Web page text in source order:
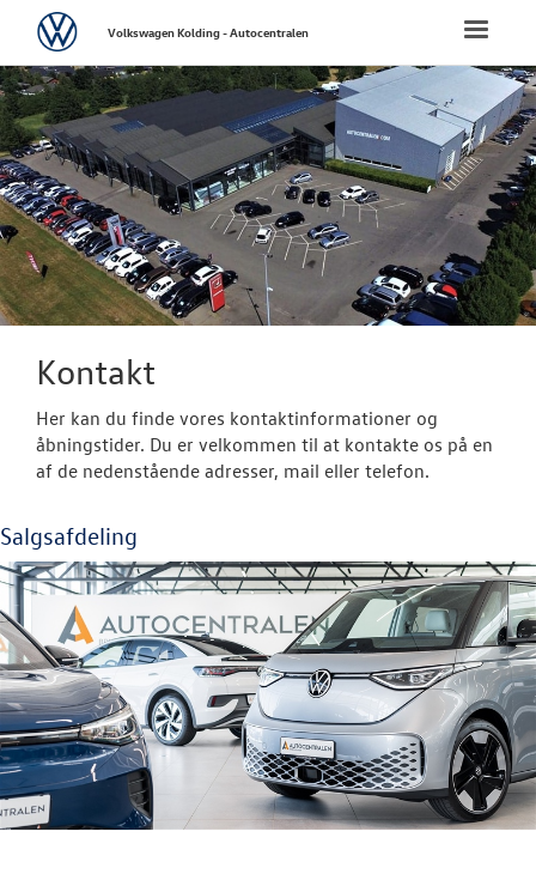
FORSIDE
NYE
NYE VAREBILER
BRUGTE BILER
SKADECENTER
NYHEDER
OM OS
KONTAKT
RESERVEDELE
Toggle
VolkswagenVolkswagen Kolding - Autocentralen
Kontakt
Her kan du finde vores kontaktinformationer og
åbningstider. Du er velkommen til at kontakte os på en
af de nedenstående adresser, mail eller telefon.
Salgsafdeling